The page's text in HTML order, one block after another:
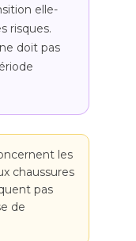
elle-
risques.
doit pas
les
chaussures
pas
de